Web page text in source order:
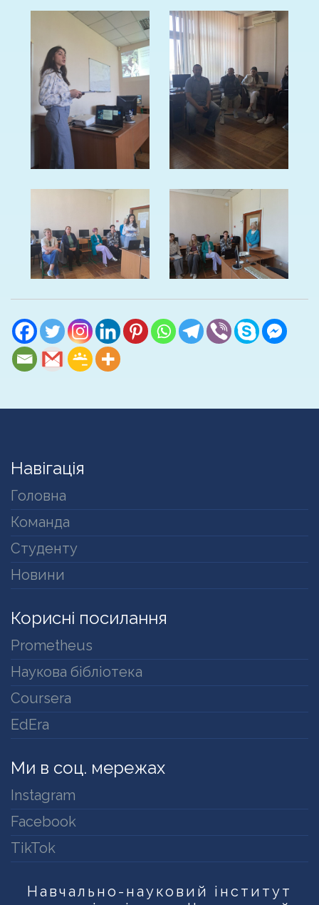
Навігація
Головна
Команда
Студенту
Новини
Корисні посилання
Prometheus
Наукова бібліотека
Coursera
EdEra
Ми в соц. мережах
Instagram
Facebook
TikTok
Навчально-науковий інститут